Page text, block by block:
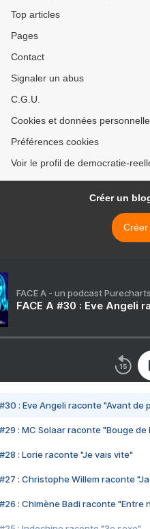
Top articles
Pages
Contact
Signaler un abus
C.G.U.
Cookies et données
Préférences cookies
Voir le profil de democratie-
Créer un
Créer
FACE A - un podcast Purecharts
FACE A #30 : Eve Angeli
#30 : Eve Angeli raconte "Avant de
#29 : MC Solaar raconte "Bouge de
#28 : Lorie raconte "Je vais vite"
#27 : Christophe Willem raconte
#26 : Chimène Badi raconte "Entre